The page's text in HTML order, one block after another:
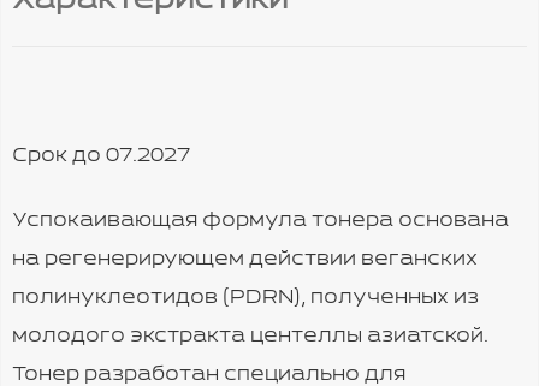
Срок до 07.2027
Успокаивающая формула тонера основана
на регенерирующем действии веганских
полинуклеотидов (PDRN), полученных из
молодого экстракта центеллы азиатской.
Тонер разработан специально для